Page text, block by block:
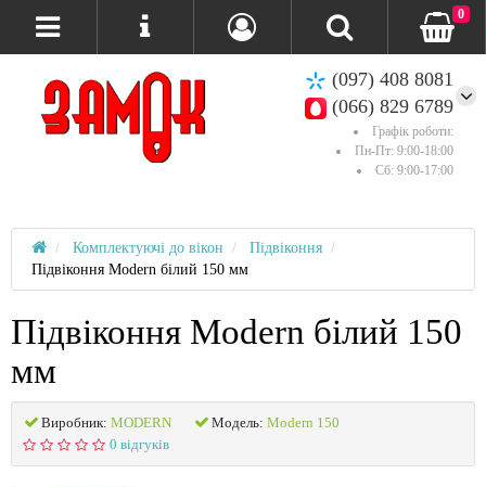
(097) 408 8081
(066) 829 6789
Графік роботи:
Пн-Пт: 9:00-18:00
Сб: 9:00-17:00
0
Комплектуючі до вікон
Підвіконня
Підвіконня Modern білий 150 мм
Підвіконня Modern білий 150
мм
Виробник: MODERN Модель: Modern 150
0 відгуків